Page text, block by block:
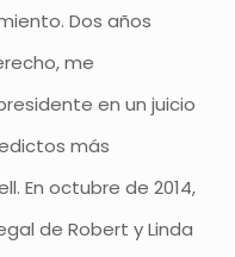
Dos años
me
en un juicio
más
En octubre de 2014,
de Robert y Linda